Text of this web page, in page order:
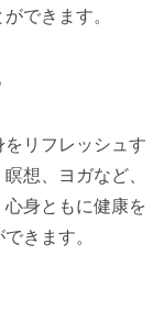
できます。
リフレッシュす
想、ヨガなど、
身ともに健康を
きます。